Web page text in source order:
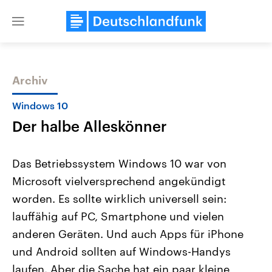
Close
Themen
Landtagswahl Sachsen-Anhalt
2026
Alle Informationen
Sachsen-Anhalt wählt am 6.
September 2026 einen neuen
Bundesland von einer Koalition aus
Aktuelle Beiträge,
Hintergründe
Wirtschaftlich und
gehören die Vereinigten
den mächtigsten Ländern
mit großem Einfluss auf
Archiv
Windows 10
Der halbe Alleskönner
Das Betriebssystem Windows 10 war von
Microsoft vielversprechend angekündigt
worden. Es sollte wirklich universell sein:
lauffähig auf PC, Smartphone und vielen
anderen Geräten. Und auch Apps für iPhone
und Android sollten auf Windows-Handys
laufen. Aber die Sache hat ein paar kleine